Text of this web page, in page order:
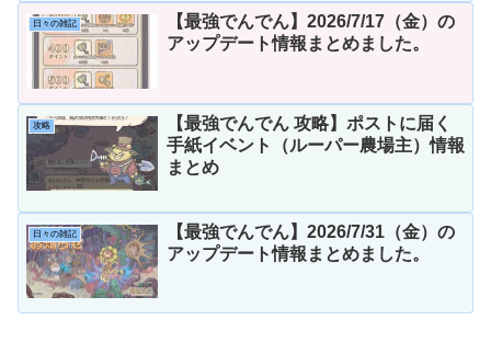
日々の雑記
【最強でんでん】2026/7/17（金）の
アップデート情報まとめました。
攻略
【最強でんでん 攻略】ポストに届く
手紙イベント（ルーパー農場主）情報
まとめ
日々の雑記
【最強でんでん】2026/7/31（金）の
アップデート情報まとめました。